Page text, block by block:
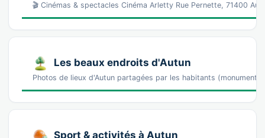
🎬 Cinémas & spectacles Cinéma Arletty Rue Pernette, 71400
Les beaux endroits d'Autun
Photos de lieux d'Autun partagées par les habitants
Sport & activités à Autun